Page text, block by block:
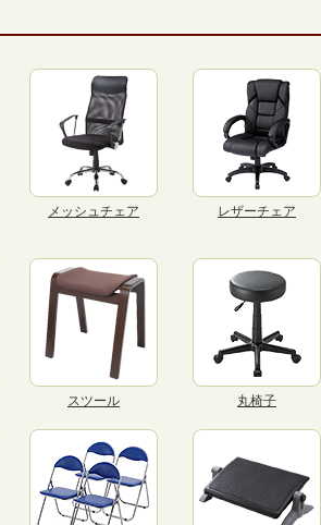
メッシュチェア レザーチェア
スツール 丸椅子